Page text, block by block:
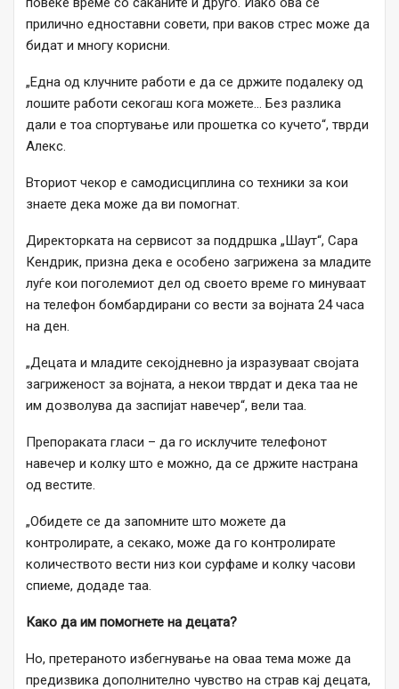
прилично едноставни совети, при ваков стрес може да
бидат и многу корисни.
„Една од клучните работи е да се држите подалеку од
лошите работи секогаш кога можете… Без разлика
дали е тоа спортување или прошетка со кучето“, тврди
Алекс.
Вториот чекор е самодисциплина со техники за кои
знаете дека може да ви помогнат.
Директорката на сервисот за поддршка „Шаут“, Сара
Кендрик, призна дека е особено загрижена за младите
луѓе кои поголемиот дел од своето време го минуваат
на телефон бомбардирани со вести за војната 24 часа
на ден.
„Децата и младите секојдневно ја изразуваат својата
загриженост за војната, а некои тврдат и дека таа не
им дозволува да заспијат навечер“, вели таа.
Препораката гласи – да го исклучите телефонот
навечер и колку што е можно, да се држите настрана
од вестите.
„Обидете се да запомните што можете да
контролирате, а секако, може да го контролирате
количеството вести низ кои сурфаме и колку часови
спиеме, додаде таа.
Како да им помогнете на децата?
Но, претераното избегнување на оваа тема може да
предизвика дополнително чувство на страв кај децата,